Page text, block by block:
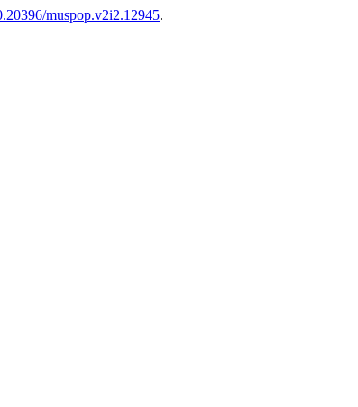
muspop.v2i2.12945.